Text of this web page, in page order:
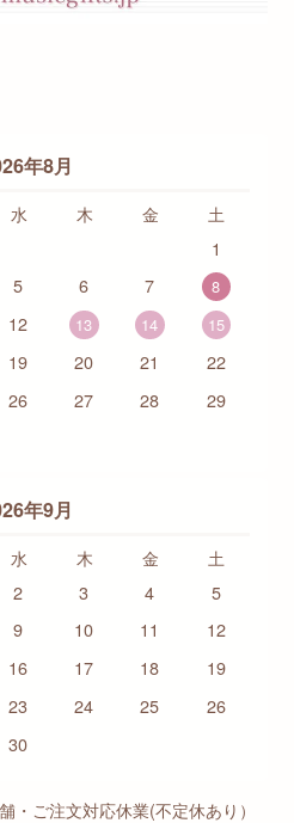
年8月
水 木 金
土
1
5 6 7
8
12 13 14
15
19 20 21 22
26 27 28 29
年9月
水 木 金
土
2 3 4 5
9 10 11 12
16 17 18 19
23 24 25 26
30
・ご注文対応休業(不定休あり）